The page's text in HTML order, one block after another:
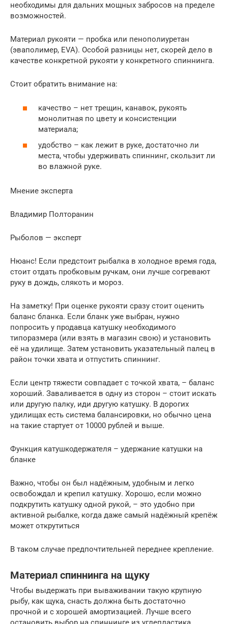
необходимы для дальних мощных забросов на пределе
возможностей.
Материал рукояти — пробка или пенополиуретан
(эваполимер, EVA). Особой разницы нет, скорей дело в
качестве конкретной рукояти у конкретного спиннинга.
Стоит обратить внимание на:
качество – нет трещин, канавок, рукоять
монолитная по цвету и консистенции
материала;
удобство – как лежит в руке, достаточно ли
места, чтобы удерживать спиннинг, скользит ли
во влажной руке.
Мнение эксперта
Владимир Полторанин
Рыболов — эксперт
Нюанс! Если предстоит рыбалка в холодное время года,
стоит отдать пробковым ручкам, они лучше согревают
руку в дождь, слякоть и мороз.
На заметку! При оценке рукояти сразу стоит оценить
баланс бланка. Если бланк уже выбран, нужно
попросить у продавца катушку необходимого
типоразмера (или взять в магазин свою) и установить
её на удилище. Затем установить указательный палец в
район точки хвата и отпустить спиннинг.
Если центр тяжести совпадает с точкой хвата, – баланс
хороший. Заваливается в одну из сторон – стоит искать
или другую палку, иди другую катушку. В дорогих
удилищах есть система балансировки, но обычно цена
на такие стартует от 10000 рублей и выше.
Функция катушкодержателя – удержание катушки на
бланке
Важно, чтобы он был надёжным, удобным и легко
освобождал и крепил катушку. Хорошо, если можно
подкрутить катушку одной рукой, – это удобно при
активной рыбалке, когда даже самый надёжный крепёж
может открутиться
В таком случае предпочтительней переднее крепление.
Материал спиннинга на щуку
Чтобы выдержать при вываживании такую крупную
рыбу, как щука, снасть должна быть достаточно
прочной и с хорошей амортизацией. Лучше всего